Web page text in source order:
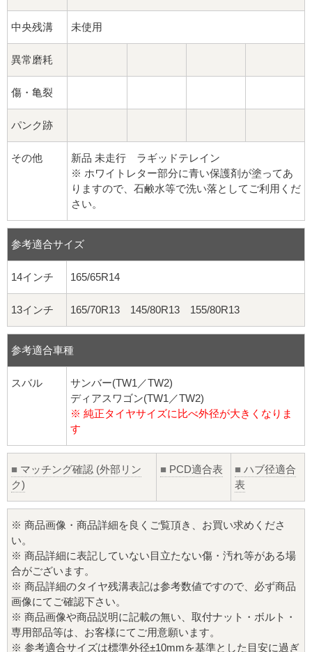
中央残溝 未使用
異常磨耗
傷・亀裂
パンク跡
その他
新品 未走行 ラギッドテレイン
※ ホワイトレター部分に青い保護剤が塗ってあ
りますので、石鹸水等で洗い落としてご利用くだ
さい。
参考適合サイズ
14インチ 165/65R14
13インチ 165/70R13 145/80R13 155/80R13
参考適合車種
スバル
サンバー(TW1／TW2)
ディアスワゴン(TW1／TW2)
※ 純正タイヤサイズに比べ外径が大きくなりま
す
■ マッチング確認 (外部リン
ク)
■ PCD適合表 ■ ハブ径適合
表
※ 商品画像・商品詳細を良くご覧頂き、お買い求めくださ
い。
※ 商品詳細に表記していない目立たない傷・汚れ等がある場
合がございます。
※ 商品詳細のタイヤ残溝表記は参考数値ですので、必ず商品
画像にてご確認下さい。
※ 商品画像や商品説明に記載の無い、取付ナット・ボルト・
専用部品等は、お客様にてご用意願います。
※ 参考適合サイズは標準外径±10mmを基準とした目安に過ぎ